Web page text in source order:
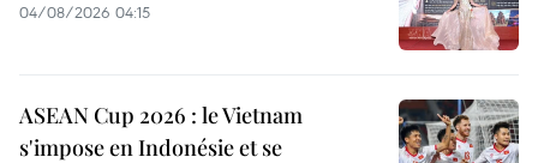
04/08/2026 04:15
ASEAN Cup 2026 : le Vietnam
s'impose en Indonésie et se